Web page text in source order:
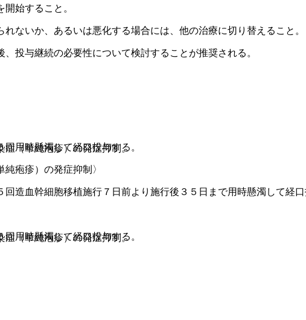
始すること。
ないか、あるいは悪化する場合には、他の治療に切り替えること。
投与継続の必要性について検討することが推奨される。
（単純疱疹）の発症抑制。
（単純疱疹）の発症抑制。
用時懸濁して経口投与する。
疱疹）の発症抑制〉
造血幹細胞移植施行７日前より施行後３５日まで用時懸濁して経口
用時懸濁して経口投与する。